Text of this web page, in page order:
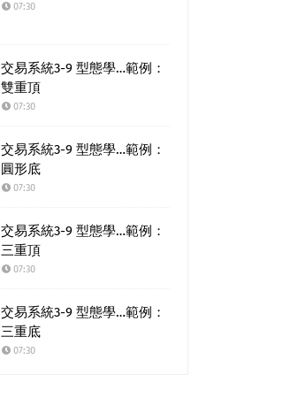
07:30
交易系統3-9 型態學…範例：
雙重頂
07:30
交易系統3-9 型態學…範例：
圓形底
07:30
交易系統3-9 型態學…範例：
三重頂
07:30
交易系統3-9 型態學…範例：
三重底
07:30